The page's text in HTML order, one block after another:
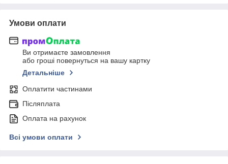
Умови оплати
Ви отримаєте замовлення
або гроші повернуться на вашу картку
Детальніше
Оплатити частинами
Післяплата
Оплата на рахунок
Всі умови оплати